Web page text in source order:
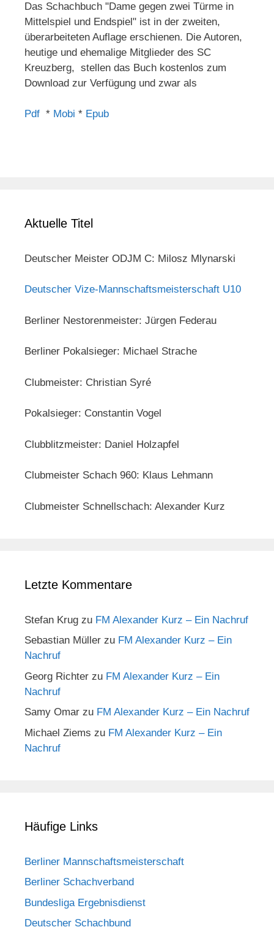
Das Schachbuch "Dame gegen zwei Türme in
Mittelspiel und Endspiel" ist in der zweiten,
überarbeiteten Auflage erschienen. Die Autoren,
heutige und ehemalige Mitglieder des SC
Kreuzberg, stellen das Buch kostenlos zum
Download zur Verfügung und zwar als
Pdf * Mobi * Epub
Aktuelle Titel
Deutscher Meister ODJM C: Milosz Mlynarski
Deutscher Vize-Mannschaftsmeisterschaft U10
Berliner Nestorenmeister: Jürgen Federau
Berliner Pokalsieger: Michael Strache
Clubmeister: Christian Syré
Pokalsieger: Constantin Vogel
Clubblitzmeister: Daniel Holzapfel
Clubmeister Schach 960: Klaus Lehmann
Clubmeister Schnellschach: Alexander Kurz
Letzte Kommentare
Stefan Krug zu FM Alexander Kurz – Ein Nachruf
Sebastian Müller zu FM Alexander Kurz – Ein
Nachruf
Georg Richter zu FM Alexander Kurz – Ein
Nachruf
Samy Omar zu FM Alexander Kurz – Ein Nachruf
Michael Ziems zu FM Alexander Kurz – Ein
Nachruf
Häufige Links
Berliner Mannschaftsmeisterschaft
Berliner Schachverband
Bundesliga Ergebnisdienst
Deutscher Schachbund